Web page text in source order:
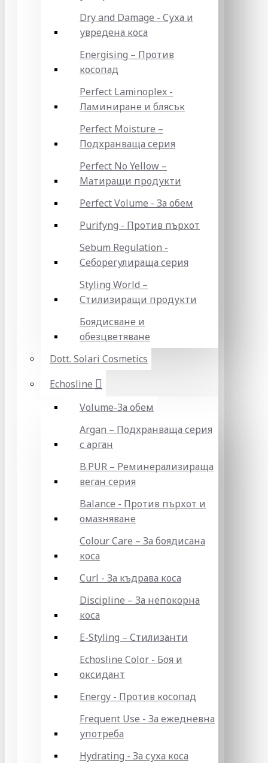
Dry and Damage - Суха и
увредена коса
Energising – Против
косопад
Perfect Laminoplex -
Ламиниране и блясък
Perfect Moisture –
Подхранваща серия
Perfect No Yellow –
Матиращи продукти
Perfect Volume - За обем
Purifyng - Против пърхот
Sebum Regulation -
Себорегулираща серия
Styling World –
Стилизиращи продукти
Боядисване и
обезцветяване
Dott. Solari Cosmetics
Echosline
Volume-За обем
Argan – Подхранваща серия
с арган
B.PUR – Реминерализираща
веган серия
Balance - Против пърхот и
омазняване
Colour Care – За боядисана
коса
Curl - За къдрава коса
Discipline – За непокорна
коса
E-Styling – Стилизанти
Echosline Color - Боя и
оксидант
Energy - Против косопад
Frequent Use - За ежедневна
употреба
Hydrating - За суха коса